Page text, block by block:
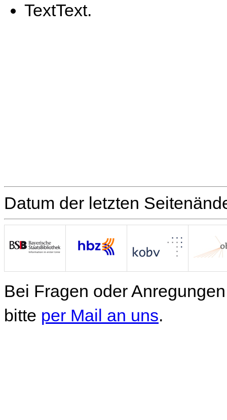
TextText.
Datum der letzten
Bei Fragen oder
bitte per Mail an uns.